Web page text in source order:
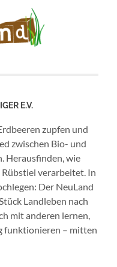
E.V.
zupfen und
zwischen Bio- und
Herausfinden, wie
verarbeitet. In
Der NeuLand
Landleben nach
mit anderen lernen,
funktionieren – mitten